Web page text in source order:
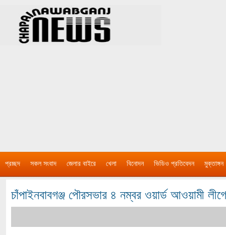
প্রচ্ছদ সকল সংবাদ জেলার বাইরে খেলা বিনোদন ভিডিও প্রতিবেদন মুক্তাঙ্গন
চাঁপাইনবাবগঞ্জ পৌরসভার ৪ নম্বর ওয়ার্ড আওয়ামী